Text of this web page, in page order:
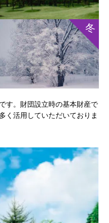
冬
す。財団設立時の基本財産で
く活用していただいておりま